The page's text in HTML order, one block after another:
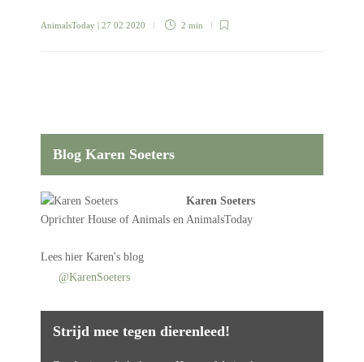
AnimalsToday | 27 02 2020 2 min
Blog Karen Soeters
Karen Soeters
Oprichter House of Animals en AnimalsToday
Lees hier Karen's blog
@KarenSoeters
Strijd mee tegen dierenleed!